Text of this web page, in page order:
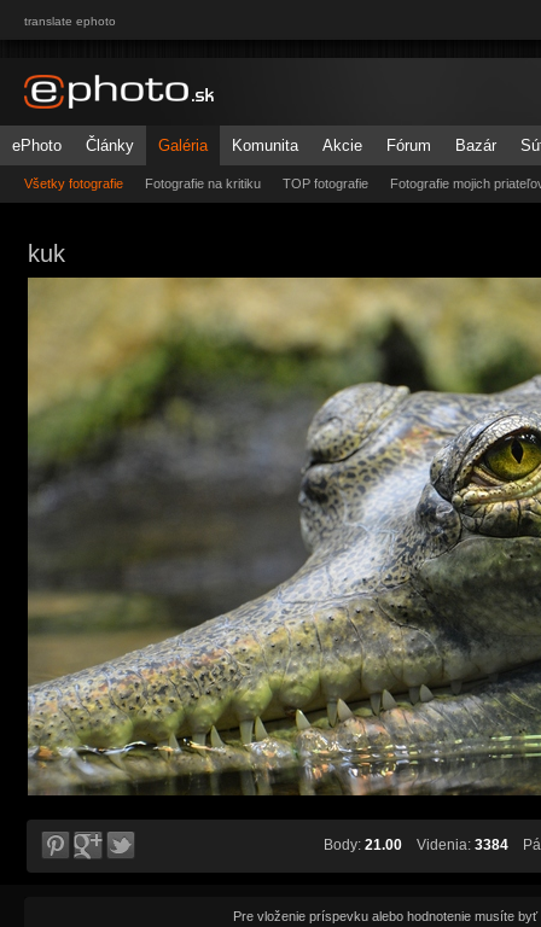
translate ephoto
ePhoto Články Galéria
Všetky fotografie Fotografie na kritiku TOP fotografie Fotografie mojich
Komunita Akcie Fórum Bazár
kuk
Body: 21.00 Videnia: 3384
Pre vloženie príspevku alebo hodnotenie musíte byť